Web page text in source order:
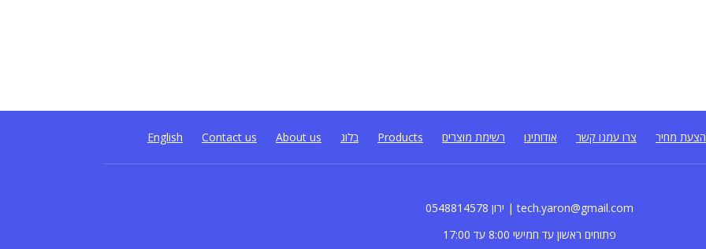
English Contact us About us בלוג Products רשימת מוצרים אודותינו צרו עמנו קשר מחיר
0548814578 ירון | tech.yaron@gmail.com
פתוחים ראשון עד חמישי 8:00 עד 17:00